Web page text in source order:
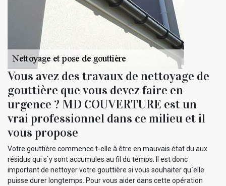
Vous avez des travaux de nettoyage de
gouttière que vous devez faire en
urgence ? MD COUVERTURE est un
vrai professionnel dans ce milieu et il
vous propose
Votre gouttière commence t-elle à être en mauvais état du aux
résidus qui s`y sont accumules au fil du temps. Il est donc
important de nettoyer votre gouttière si vous souhaiter qu`elle
puisse durer longtemps. Pour vous aider dans cette opération